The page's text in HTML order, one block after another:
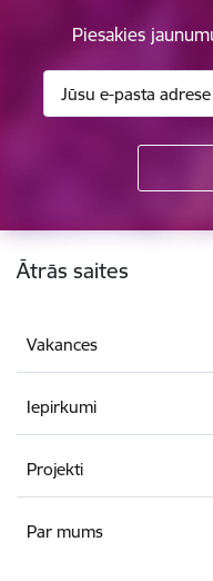
Piesakies
Kājene
Ātrās saites
Vakances
Iepirkumi
Projekti
Par mums